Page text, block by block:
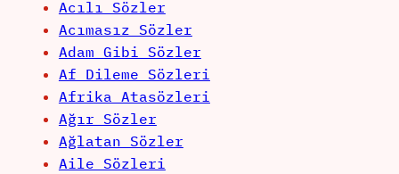
Acılı Sözler
Acımasız Sözler
Adam Gibi Sözler
Af Dileme Sözleri
Afrika Atasözleri
Ağır Sözler
Ağlatan Sözler
Aile Sözleri